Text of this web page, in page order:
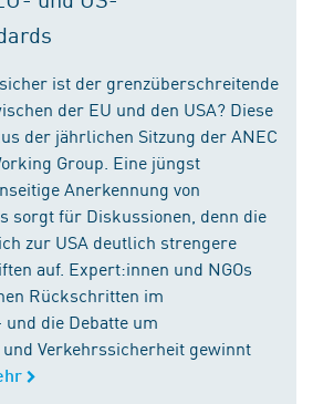
ist der grenzüberschreitende
der EU und den USA? Diese
der jährlichen Sitzung der ANEC
Group. Eine jüngst
Anerkennung von
sorgt für Diskussionen, denn die
zur USA deutlich strengere
auf. Expert:innen und NGOs
Rückschritten im
die Debatte um
Verkehrssicherheit gewinnt